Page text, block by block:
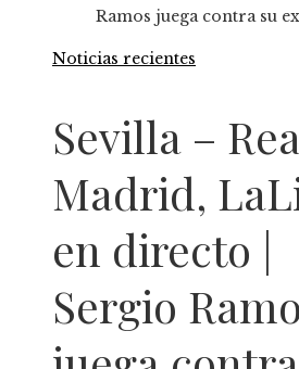
Ramos juega contra su
Noticias recientes
Sevilla –
Madrid,
en directo |
Sergio